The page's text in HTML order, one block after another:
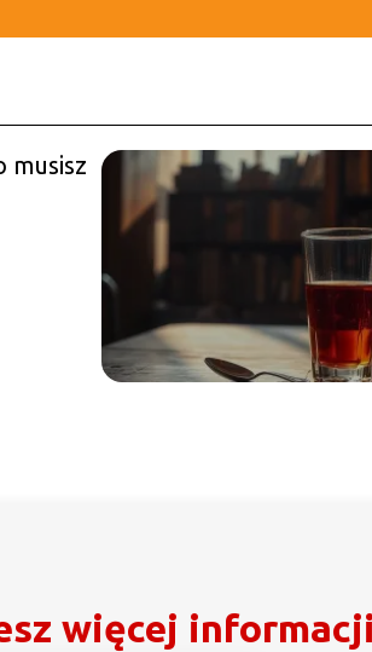
musisz
więcej